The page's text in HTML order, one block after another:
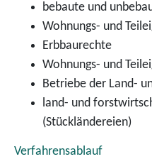
bebaute und
Wohnungs- und
Erbbaurechte
Wohnungs- und
Betriebe der Land-
land- und
(Stückländereien)
Verfahrensablauf